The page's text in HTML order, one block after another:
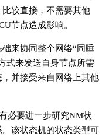
较直接，不需要其他
节点造成影响。
来协同整个网络“同睡
式来发送自身节点所需
并接受来自网络上其他
必要进一步研究NM状
该状态机的状态类型可